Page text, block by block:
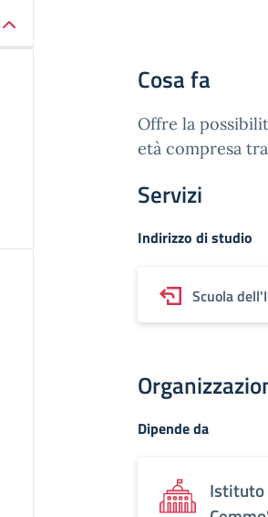
Cosa fa
Offre la
età compresa
Servizi
Indirizzo di studio
Scuola
Dipende da
Istituto